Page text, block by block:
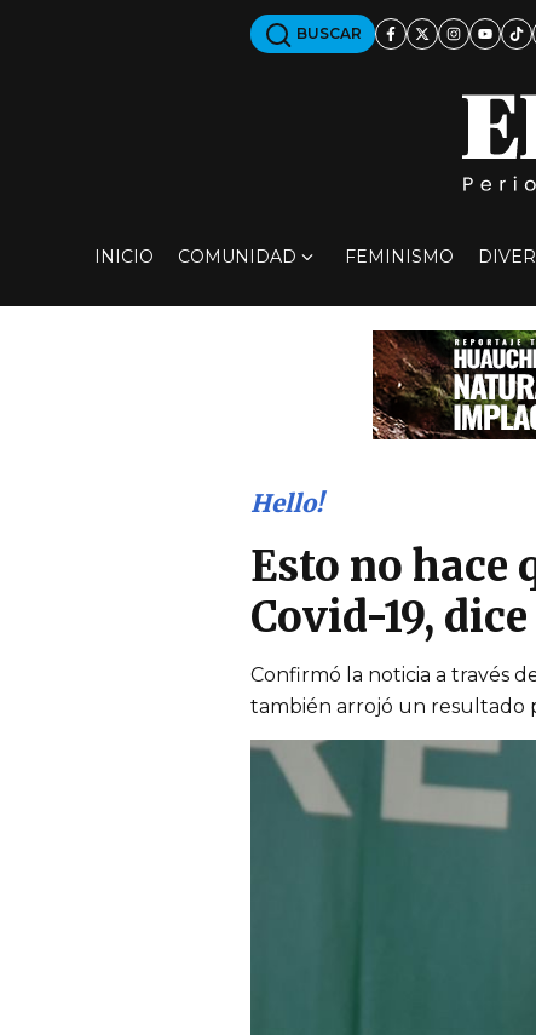
BUSCAR
INICIO COMUNIDAD FEMINISMO
Hello!
Esto no hace
Covid-19,
Confirmó la noticia a través
también arrojó un resultado